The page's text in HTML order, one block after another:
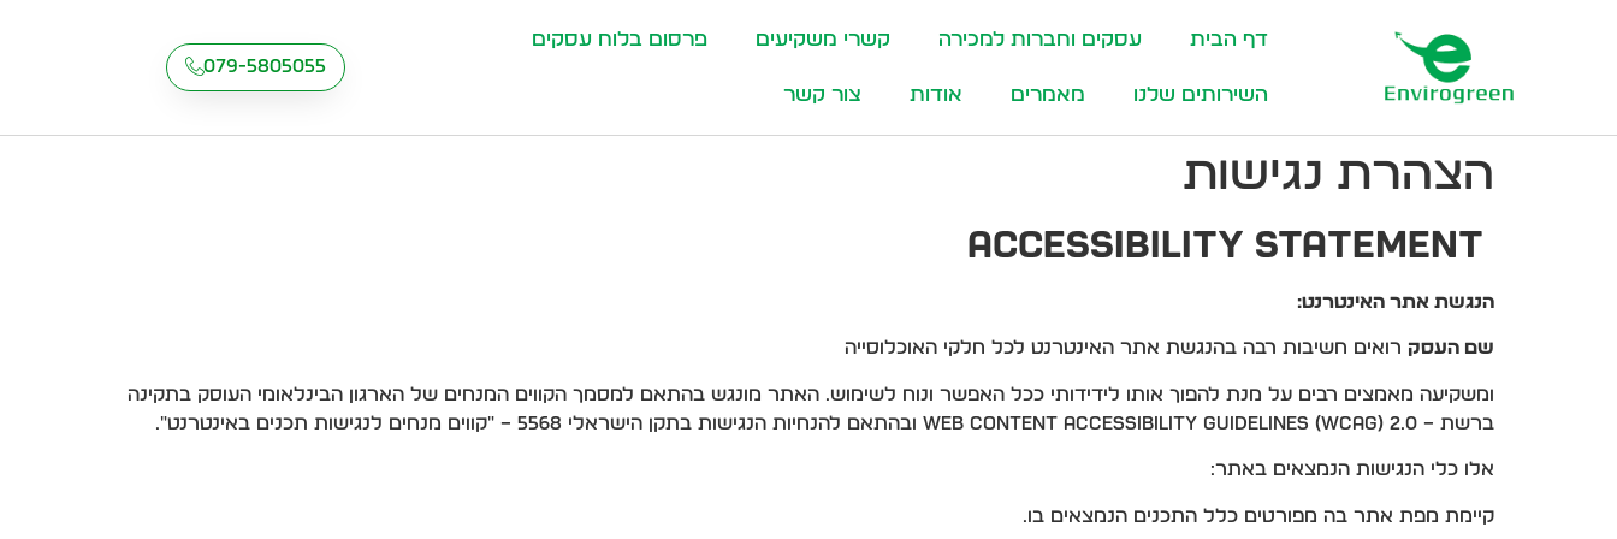
דף הבית עסקים וחברות למכירה קשרי משקיעים פרסום בלוח עסקים
השירותים שלנו מאמרים אודות צור קשר
079-5805055
הצהרת נגישות
הנגשת אתר האינטרנט:
שם העסק רואים חשיבות רבה בהנגשת אתר האינטרנט לכל חלקי האוכלוסייה
ומשקיעה מאמצים רבים על מנת להפוך אותו לידידותי ככל האפשר ונוח לשימוש. האתר מונגש בהתאם למסמך הקווים המנחים של הארגון הבינלאומי העוסק בתקינה
ברשת – Web Content Accessibility Guidelines (WCAG) 2.0 ובהתאם להנחיות הנגישות בתקן הישראלי 5568 – ״קווים מנחים לנגישות תכנים באינטרנט".
אלו כלי הנגישות הנמצאים באתר:
קיימת מפת אתר בה מפורטים כלל התכנים הנמצאים בו.